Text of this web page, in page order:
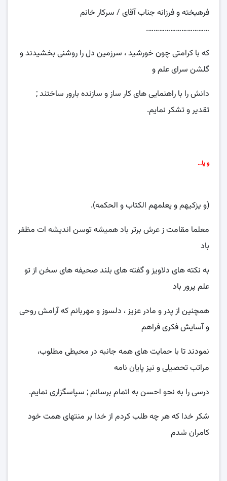
فرهیخته و فرزانه جناب آقای / سرکار خانم
…………………………….
که با کرامتی چون خورشید ، سرزمین دل را روشنی بخشیدند و
گلشن سرای علم و
دانش را با راهنمایی های کار ساز و سازنده بارور ساختند ;
تقدیر و تشکر نمایم.
و یا…
(و یزکیهم و یعلمهم الکتاب و الحکمه).
معلما مقامت ز عرش برتر باد همیشه توسن اندیشه ات مظفر
باد
به نکته های دلاویز و گفته های بلند صحیفه های سخن از تو
علم پرور باد
همچنین از پدر و مادر عزیز ، دلسوز و مهربانم که آرامش روحی
و آسایش فکری فراهم
نمودند تا با حمایت های همه جانبه در محیطی مطلوب،
مراتب تحصیلی و نیز پایان نامه
درسی را به نحو احسن به اتمام برسانم ; سپاسگزاری نمایم.
شکر خدا که هر چه طلب کردم از خدا بر منتهای همت خود
کامران شدم